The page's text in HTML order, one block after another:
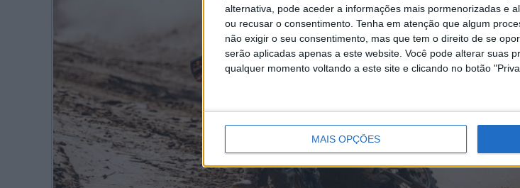
alternativa, pode aceder a informações mais pormenorizadas e
ou recusar o consentimento. Tenha em atenção que algum
não exigir o seu consentimento, mas que tem o direito de se
serão aplicadas apenas a este website. Você pode alterar suas
qualquer momento voltando a este site e clicando no botão
MAIS OPÇÕES